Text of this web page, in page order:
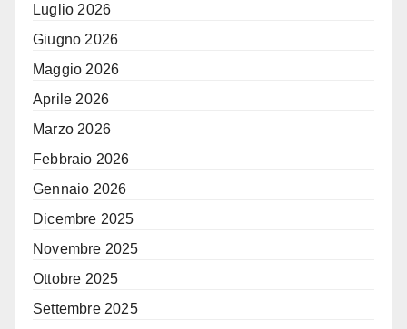
Luglio 2026
Giugno 2026
Maggio 2026
Aprile 2026
Marzo 2026
Febbraio 2026
Gennaio 2026
Dicembre 2025
Novembre 2025
Ottobre 2025
Settembre 2025